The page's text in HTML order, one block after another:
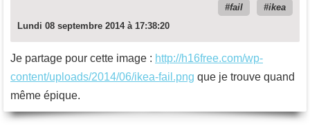
fail
ikea
Lundi 08 septembre 2014 à 17:38:20
Je partage pour cette image : http://h16free.com/wp-
content/uploads/2014/06/ikea-fail.png que je trouve quand
même épique.